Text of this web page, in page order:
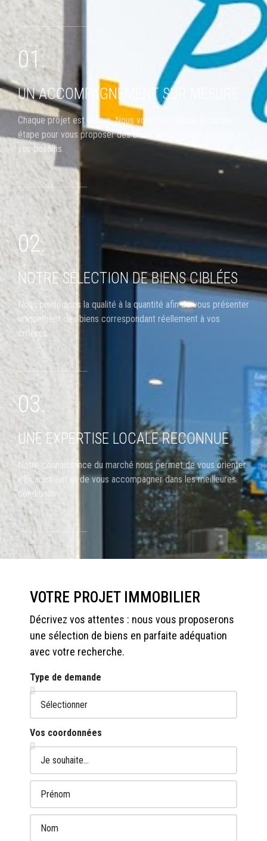
01.
UN ACCOMPAGNEMENT SUR MESURE
Chaque projet est unique. Nous vous conseillons à chaque
étape pour vous proposer des biens parfaitement adaptés à
vos besoins.
02.
NOTRE SÉLECTION DE BIENS CIBLÉES
Nous privilégions la qualité à la quantité afin de vous présenter
uniquement des biens correspondant réellement à vos
critères.
03.
UNE EXPERTISE LOCALE RECONNUE
Notre connaissance du marché nous permet de vous orienter
efficacement et de vous accompagner dans les meilleures
conditions.
VOTRE PROJET IMMOBILIER
Décrivez vos attentes : nous vous proposerons
une sélection de biens en parfaite adéquation
avec votre recherche.
Type de demande
Vos coordonnées